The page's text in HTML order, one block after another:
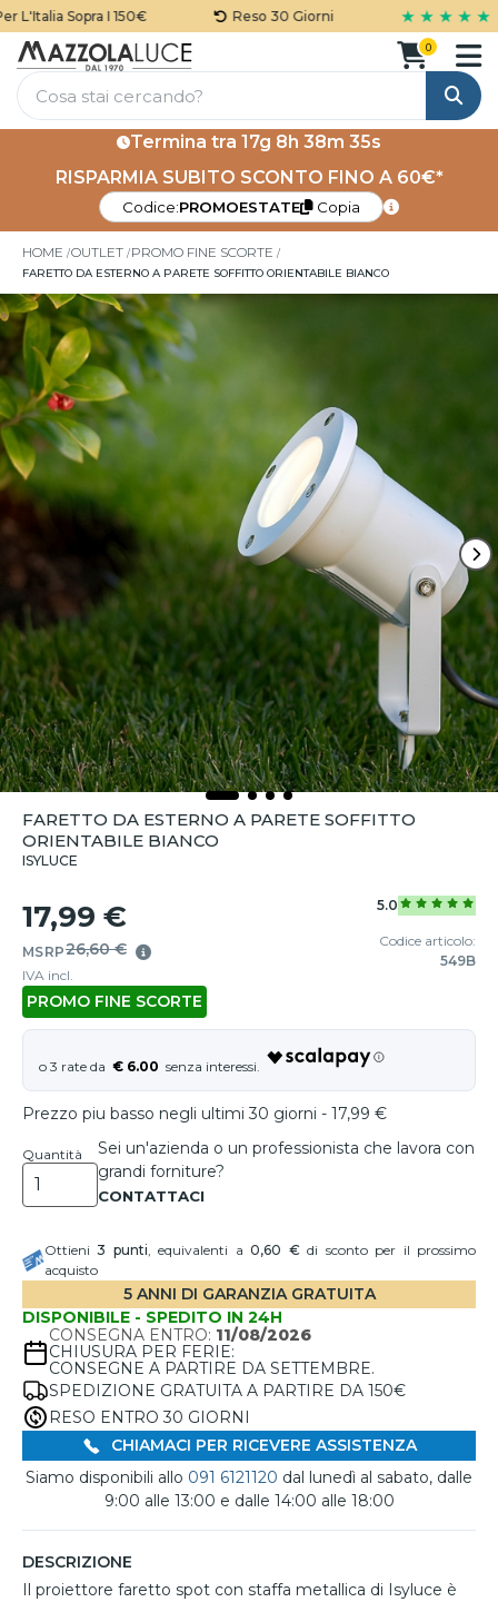
Sopra I 150€ Reso 30 Giorni ★ ★ ★ ★ ★
Cerca
0
Termina tra 17g 8h 38m 34s
RISPARMIA SUBITO SCONTO FINO A 60€*
Codice:PROMOESTATE Copia
HOME OUTLET PROMO FINE SCORTE
FARETTO DA ESTERNO A PARETE SOFFITTO ORIENTABILE BIANCO
FARETTO DA ESTERNO A PARETE SOFFITTO
ORIENTABILE BIANCO
ISYLUCE
17,99 €
MSRP26,60 €
IVA incl.
PROMO FINE SCORTE
5.0
Codice articolo:
549B
€ 6.00
Prezzo piu basso negli ultimi 30 giorni - 17,99 €
Quantità
Sei un'azienda o un professionista che lavora con
grandi forniture?
Ottieni3 punti, equivalenti a0,60 €di sconto per il prossimo
acquisto
5 ANNI DI GARANZIA GRATUITA
DISPONIBILE - SPEDITO IN 24H
CONSEGNA ENTRO: 11/08/2026
CHIUSURA PER FERIE:
CONSEGNE A PARTIRE DA SETTEMBRE.
SPEDIZIONE GRATUITA A PARTIRE DA 150€
RESO ENTRO 30 GIORNI
CHIAMACI PER RICEVERE ASSISTENZA
Siamo disponibili allo 091 6121120 dal lunedì al sabato, dalle
9:00 alle 13:00 e dalle 14:00 alle 18:00
DESCRIZIONE
Il proiettore faretto spot con staffa metallica di Isyluce è